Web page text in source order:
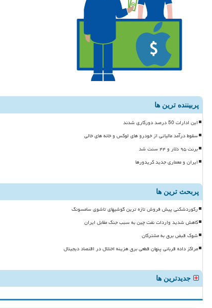
پربیننده ترین ها
این ادارات 50 درصد دورکاری شدند
سقوط درآمد مالیاتی از خودرو های لوکس و خانه های خالی
برنت ۹۵ دلار و ۴۴ سنت شد
ایران و معماری جدید کریدورها
پربحث ترین ها
رکوردشکنی پیش فروش تازه ترین گوشیهای تاشوی سامسونگ
کاهش شدید واردات نفت چین به سبب جنگ مقابل ایران
شوک قبض برق به مشترکان
مراکز داده قربانی پنهان قطعی برق هزینه اختلال در اقتصاد دیجیتال
جدیدترین ها